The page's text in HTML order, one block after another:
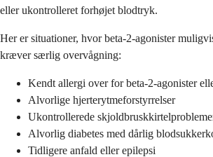
eller ukontrolleret forhøjet blodtryk.
Her er situationer, hvor beta-2-agonister
kræver særlig overvågning:
Kendt allergi over for beta-2-agonister
Alvorlige hjerterytmeforstyrrelser
Ukontrollerede
Alvorlig diabetes med dårlig
Tidligere anfald eller epilepsi